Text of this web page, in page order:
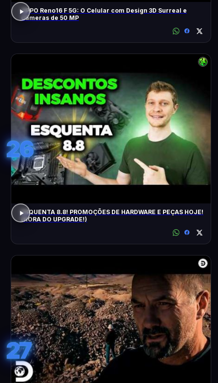
OPPO Reno16 F 5G: O Celular com Design 3D Surreal e
Câmeras de 50 MP
26
ESQUENTA 8.8! PROMOÇÕES DE HARDWARE E PEÇAS HOJE!
(HORA DO UPGRADE!)
27